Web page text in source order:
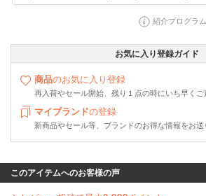
紹介プログラ
お気に入り登録ガイド
商品のお気に入り登録
再入荷やセール開始、残り１点の時にいち早くご
マイブランドの登録
新商品やセール等、ブランドのお得な情報をお送
このアイテムへのお客様の声